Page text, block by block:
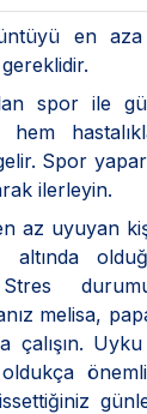
en aza
spor ile
hem
Spor
ilerleyin.
az uyuyan
altında
melisa,
çalışın.